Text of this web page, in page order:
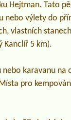
Hejtman. Tato
nebo výlety do
vlastních
Kanclíř 5 km).
karavanu
pro